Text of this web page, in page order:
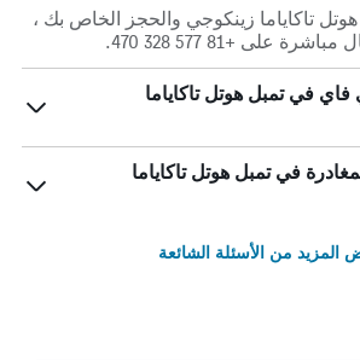
تاكاياما زينكوجي والحجز الخاص بك ،
على +81 577 328 470.
في تمبل هوتل تاكاياما
في تمبل هوتل تاكاياما
المزيد من الأسئلة الشائعة